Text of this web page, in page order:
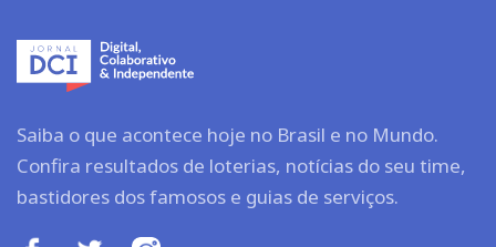
Saiba o que acontece hoje no Brasil e no Mundo.
Confira resultados de loterias, notícias do seu time,
bastidores dos famosos e guias de serviços.